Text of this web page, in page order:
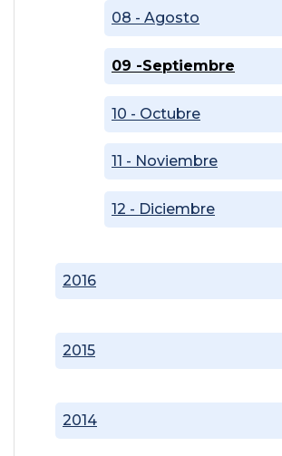
2014
2015
2016
08 - Agosto
09 -Septiembre
10 - Octubre
11 - Noviembre
12 - Diciembre